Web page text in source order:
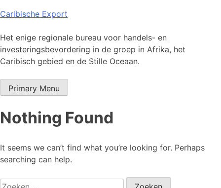
Skip
content
Caribische Export
Het enige regionale bureau voor handels- en
investeringsbevordering in de groep in Afrika, het
Caribisch gebied en de Stille Oceaan.
Primary Menu
Nothing Found
It seems we can’t find what you’re looking for. Perhaps
searching can help.
Zoeken